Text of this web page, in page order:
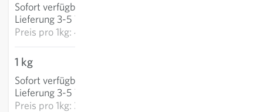
Sofort verfügbar
Lieferung 3-5 Tage
Preis pro1kg: 49,92 €
1 kg
Sofort verfügbar
Lieferung 3-5 Tage
Preis pro1kg: 31,26 €